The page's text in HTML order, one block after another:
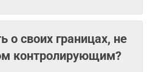
о своих границах, не
контролирующим?